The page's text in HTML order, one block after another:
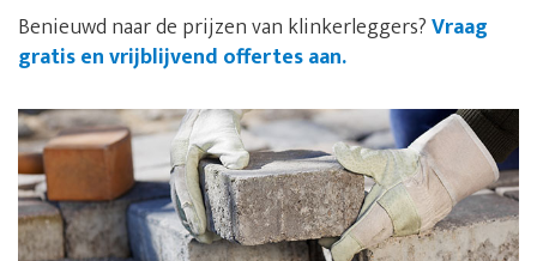
Benieuwd naar de prijzen van klinkerleggers?Vraag
gratis en vrijblijvend offertes aan.